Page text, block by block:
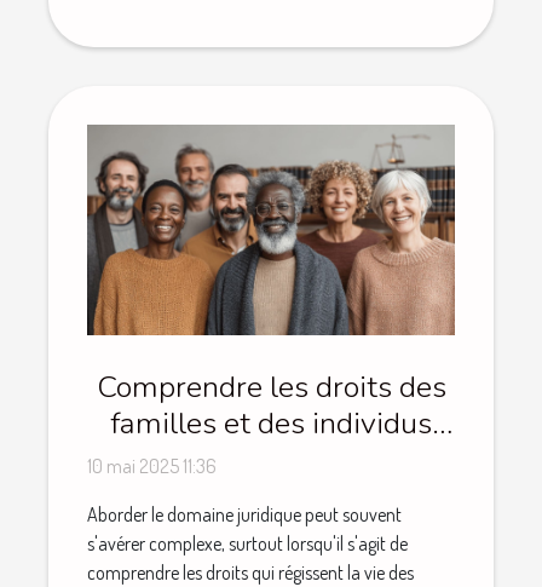
Comprendre les droits des
familles et des individus
dans le domaine juridique
10 mai 2025 11:36
Aborder le domaine juridique peut souvent
s'avérer complexe, surtout lorsqu'il s'agit de
comprendre les droits qui régissent la vie des